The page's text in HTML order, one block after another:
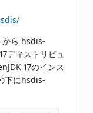
から hsdis-
ディストリビュ
17のインス
下にhsdis-